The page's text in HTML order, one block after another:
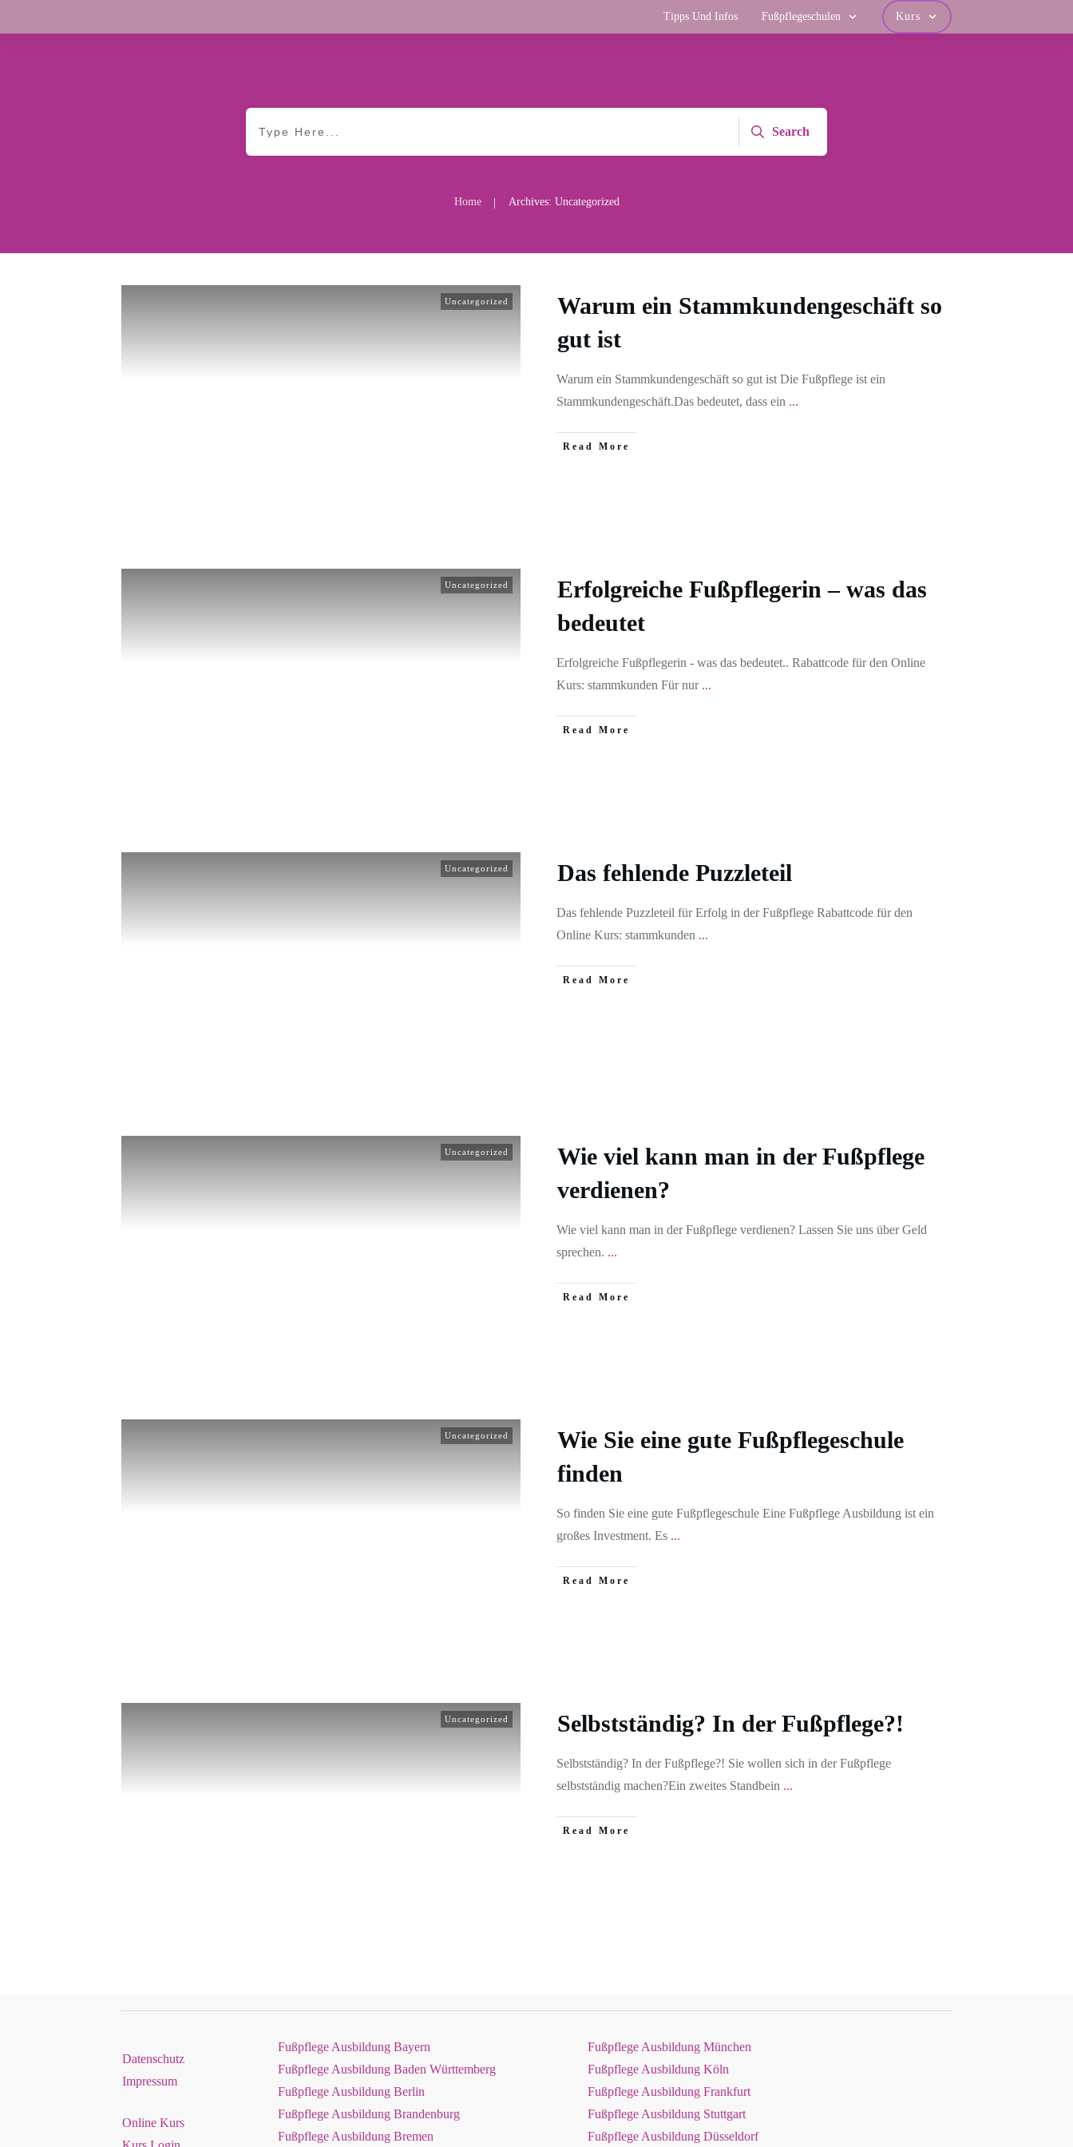
Tipps Und Infos Fußpflegeschulen Kurs
Search
Home | Archives: Uncategorized
Uncategorized
Warum ein Stammkundengeschäft so
gut ist
Warum ein Stammkundengeschäft so gut ist Die Fußpflege ist ein
Stammkundengeschäft.Das bedeutet, dass ein ...
Read More
Uncategorized
Erfolgreiche Fußpflegerin – was das
bedeutet
Erfolgreiche Fußpflegerin - was das bedeutet.. Rabattcode für den Online
Kurs: stammkunden Für nur ...
Read More
Uncategorized Das fehlende Puzzleteil
Das fehlende Puzzleteil für Erfolg in der Fußpflege Rabattcode für den
Online Kurs: stammkunden ...
Read More
Uncategorized
Wie viel kann man in der Fußpflege
verdienen?
Wie viel kann man in der Fußpflege verdienen? Lassen Sie uns über Geld
sprechen. ...
Read More
Uncategorized
Wie Sie eine gute Fußpflegeschule
finden
So finden Sie eine gute Fußpflegeschule Eine Fußpflege Ausbildung ist ein
großes Investment. Es ...
Read More
Uncategorized Selbstständig? In der Fußpflege?!
Selbstständig? In der Fußpflege?! ​Sie wollen sich in der Fußpflege
selbstständig machen?Ein zweites Standbein ...
Read More
Datenschutz
Impressum
Online Kurs
Fußpflege Ausbildung Bayern
Fußpflege Ausbildung Baden Württemberg
Fußpflege Ausbildung Berlin
Fußpflege Ausbildung Brandenburg
Fußpflege Ausbildung Bremen
Fußpflege Ausbildung München
Fußpflege Ausbildung Köln
Fußpflege Ausbildung Frankfurt
Fußpflege Ausbildung Stuttgart
Fußpflege Ausbildung Düsseldorf